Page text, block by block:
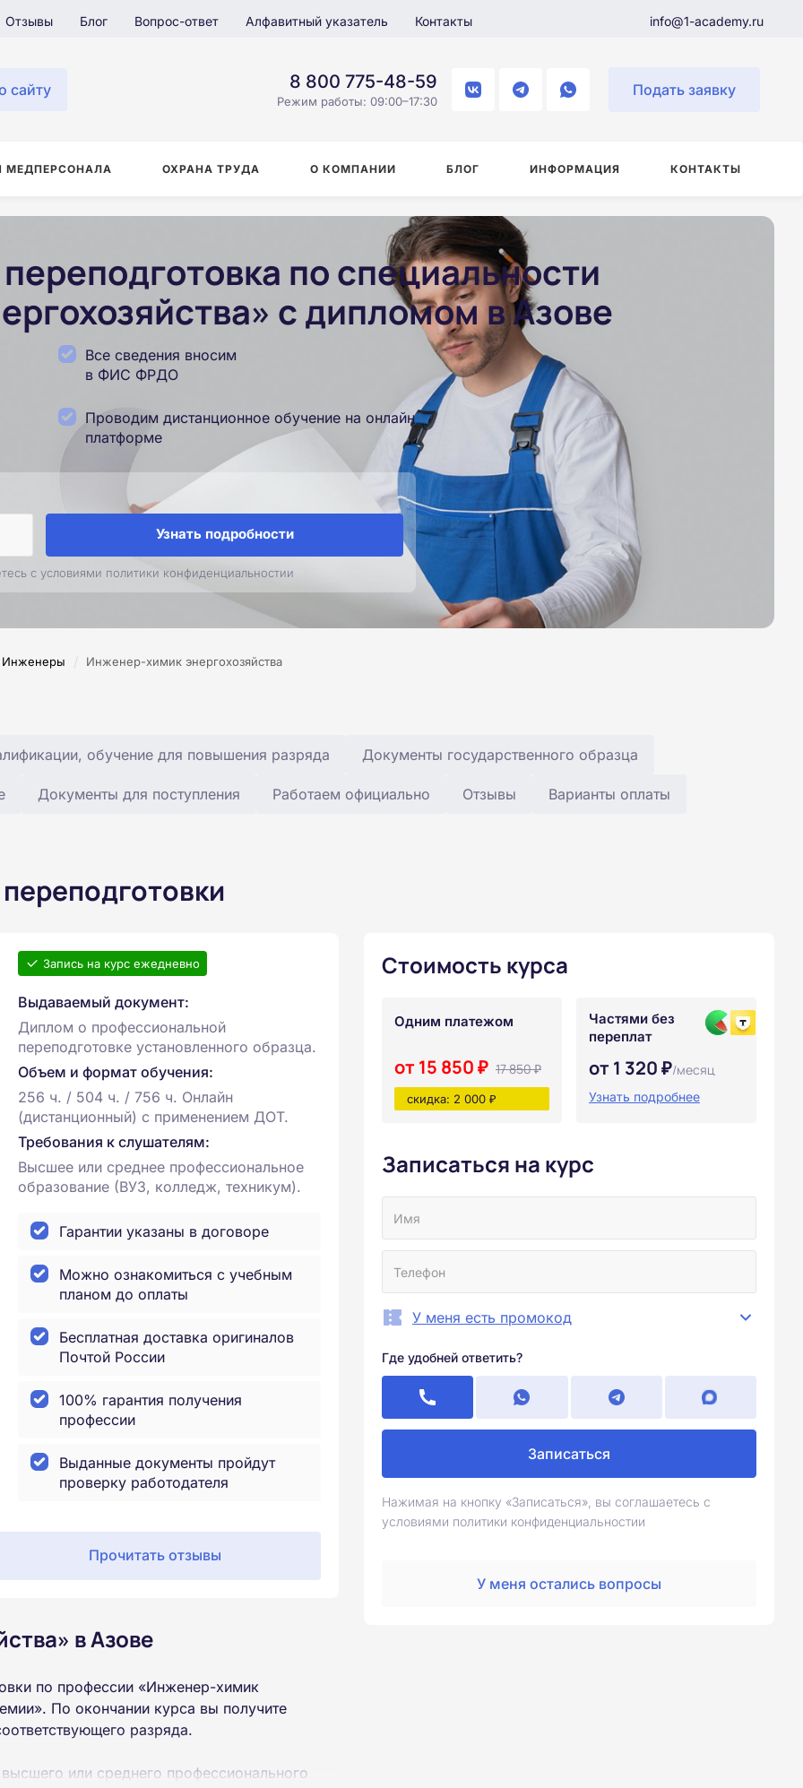
Отзывы Блог Вопрос-ответ Алфавитный указатель Контакты info@1-academy.ru
сайту 8 800 775-48-59
Режим работы: 09:00–17:30
Подать заявку
МЕДПЕРСОНАЛА ОХРАНА ТРУДА О КОМПАНИИ БЛОГ ИНФОРМАЦИЯ КОНТАКТЫ
по специальности
с дипломом в Азове
Все сведения вносим
в ФИС ФРДО
Проводим дистанционное обучение на онлайн
платформе
Узнать подробности
с условиями политики конфиденциальностии
Инженеры / Инженер-химик энергохозяйства
обучение для повышения разряда Документы государственного образца
Документы для поступления Работаем официально Отзывы Варианты оплаты
Запись на курс ежедневно
Выдаваемый документ:
Диплом о профессиональной
переподготовке установленного образца.
Объем и формат обучения:
256 ч. / 504 ч. / 756 ч. Онлайн
(дистанционный) с применением ДОТ.
Требования к слушателям:
Высшее или среднее профессиональное
образование (ВУЗ, колледж, техникум).
Гарантии указаны в договоре
Можно ознакомиться с учебным
планом до оплаты
Бесплатная доставка оригиналов
Почтой России
100% гарантия получения
профессии
Выданные документы пройдут
проверку работодателя
Прочитать отзывы
в Азове
по профессии «Инженер-химик
По окончании курса вы получите
разряда.
или среднего профессионального
Стоимость курса
Одним платежом
от 15 850 ₽ 17 850 ₽
скидка: 2 000 ₽
Частями без
переплат
от 1 320 ₽/месяц
Узнать подробнее
Записаться на курс
У меня есть промокод
Где удобней ответить?
Записаться
Нажимая на кнопку «Записаться», вы соглашаетесь с
условиями политики конфиденциальностии
У меня остались вопросы